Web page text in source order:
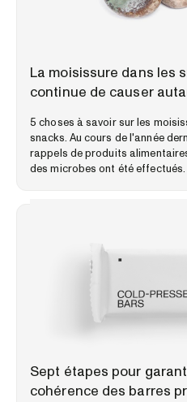
La moisissure dans les
continue de causer
5 choses à savoir sur les
snacks. Au cours de l'année
rappels de produits
des microbes ont été effectués.
Sept étapes pour
cohérence des barres